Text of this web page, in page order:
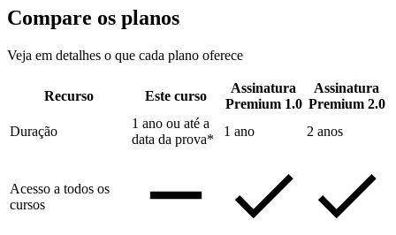
Compare os planos
Veja em detalhes o que cada plano oferece
Recurso Este curso
Assinatura
Premium 1.0
Assinatura
Premium 2.0
Duração
1 ano ou até a
data da prova*
1 ano 2 anos
Acesso a todos os
cursos